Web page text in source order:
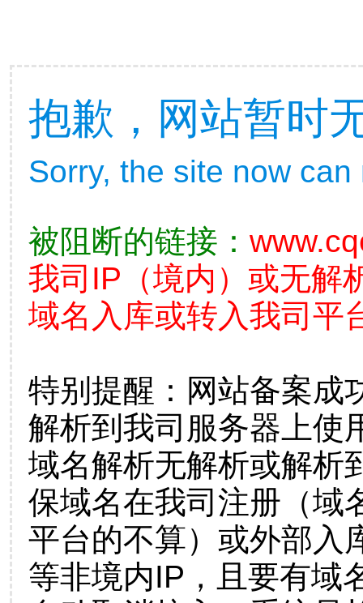
抱歉，网站暂时
Sorry, the site now
被阻断的链接：
我司IP（境内）或无解
域名入库或转入我司平
特别提醒：网站备案成
解析到我司服务器上使
域名解析无解析或解析
保域名在我司注册（域
平台的不算）或外部入
等非境内IP，且要有域